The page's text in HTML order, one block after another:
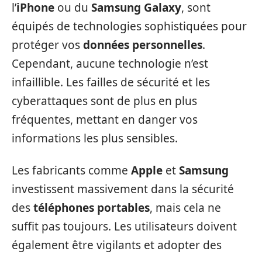
l’iPhone ou du Samsung Galaxy, sont
équipés de technologies sophistiquées pour
protéger vosdonnées personnelles.
Cependant, aucune technologie n’est
infaillible. Les failles de sécurité et les
cyberattaques sont de plus en plus
fréquentes, mettant en danger vos
informations les plus sensibles.
Les fabricants comme Apple etSamsung
investissent massivement dans la sécurité
destéléphones portables, mais cela ne
suffit pas toujours. Les utilisateurs doivent
également être vigilants et adopter des